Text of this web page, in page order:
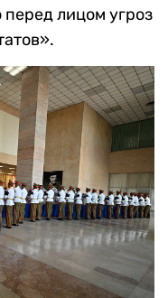
лицом угроз